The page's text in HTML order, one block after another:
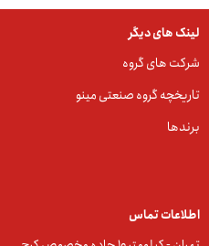
لینک های دیگر
شرکت های گروه
تاریخچه گروه صنعتی مینو
برندها
اطلاعات تماس